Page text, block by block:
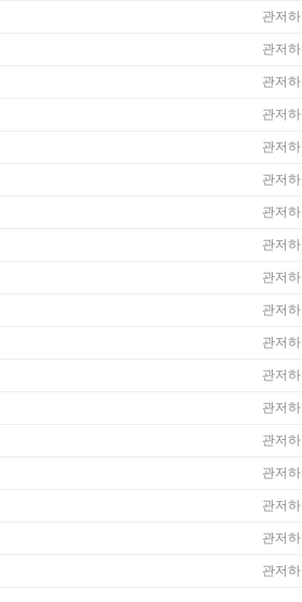
관저
관저
관저
관저
관저
관저
관저
관저
관저
관저
관저
관저
관저
관저
관저
관저
관저
관저